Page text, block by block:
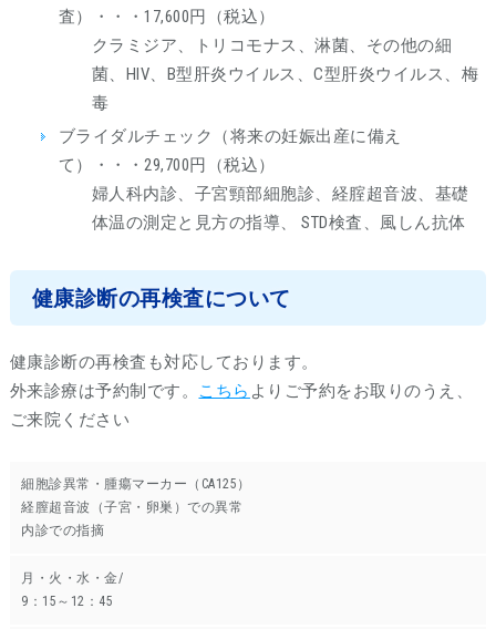
査）・・・17,600円（税込）
クラミジア、トリコモナス、淋菌、その他の細
菌、HIV、B型肝炎ウイルス、C型肝炎ウイルス、梅
毒
ブライダルチェック（将来の妊娠出産に備え
て）・・・29,700円（税込）
婦人科内診、子宮頸部細胞診、経腟超音波、基礎
体温の測定と見方の指導、 STD検査、風しん抗体
健康診断の再検査について
健康診断の再検査も対応しております。
外来診療は予約制です。 こちら よりご予約をお取りのうえ、
ご来院ください
細胞診異常・腫瘍マーカー（CA125）
経膣超音波（子宮・卵巣）での異常
内診での指摘
月・火・水・金/
9：15～12：45